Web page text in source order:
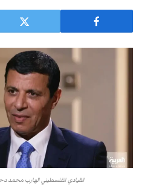
القيادي الفلسطيني الهارب محمد